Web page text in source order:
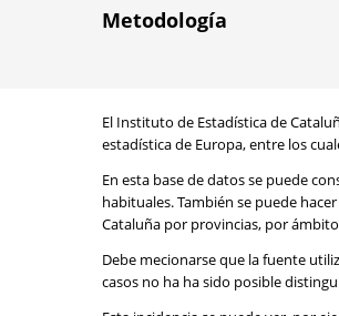
Metodología
El Instituto de Estadística de
estadística de Europa, entre los
En esta base de datos se puede
habituales. También se puede
Cataluña por provincias, por
Debe mecionarse que la fuente
casos no ha ha sido posible